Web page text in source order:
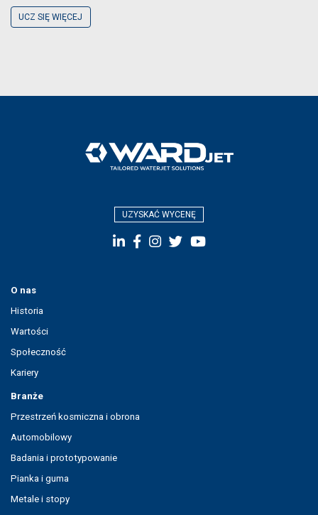
UCZ SIĘ WIĘCEJ
UZYSKAĆ WYCENĘ
O nas
Historia
Wartości
Społeczność
Kariery
Branże
Przestrzeń kosmiczna i obrona
Automobilowy
Badania i prototypowanie
Pianka i guma
Metale i stopy